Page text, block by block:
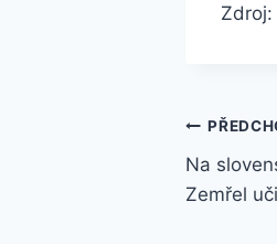
Zdroj:
pro
Na
Zemřel